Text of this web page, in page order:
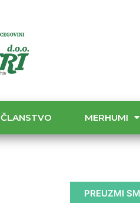
ČLANSTVO MERHUMI
PREUZMI